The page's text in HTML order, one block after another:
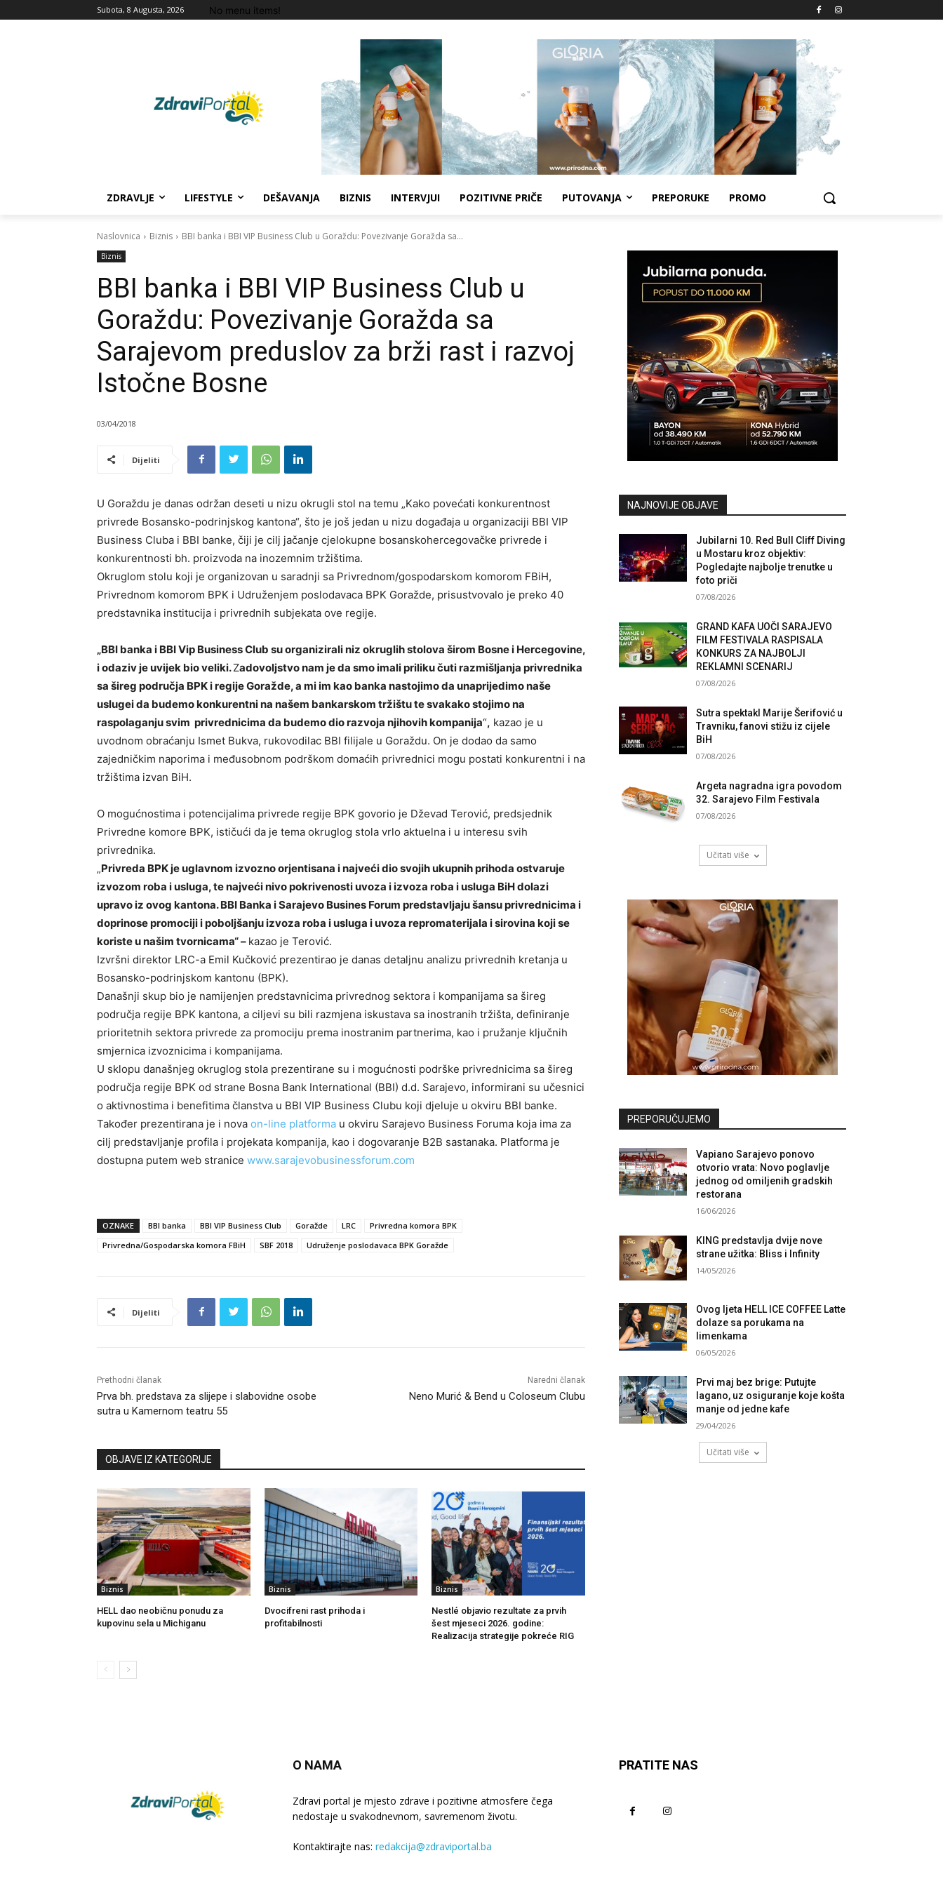
Subota, 8 Augusta, 2026 No menu items!
ZDRAVLJE LIFESTYLE DEŠAVANJA BIZNIS INTERVJUI POZITIVNE PRIČE PUTOVANJA PREPORUKE PROMO
Naslovnica Biznis BBI banka i BBI VIP Business Club u Goraždu: Povezivanje Goražda sa...
Biznis
BBI banka i BBI VIP Business Club u
Goraždu: Povezivanje Goražda sa
Sarajevom preduslov za brži rast i razvoj
Istočne Bosne
03/04/2018
Dijeliti
U Goraždu je danas održan deseti u nizu okrugli stol na temu „Kako povećati konkurentnost
privrede Bosansko-podrinjskog kantona“, što je još jedan u nizu događaja u organizaciji BBI VIP
Business Cluba i BBI banke, čiji je cilj jačanje cjelokupne bosanskohercegovačke privrede i
konkurentnosti bh. proizvoda na inozemnim tržištima.
Okruglom stolu koji je organizovan u saradnji sa Privrednom/gospodarskom komorom FBiH,
Privrednom komorom BPK i Udruženjem poslodavaca BPK Goražde, prisustvovalo je preko 40
predstavnika institucija i privrednih subjekata ove regije.
„BBI banka i BBI Vip Business Club su organizirali niz okruglih stolova širom Bosne i Hercegovine,
i odaziv je uvijek bio veliki.Zadovoljstvo nam je da smo imali priliku čuti razmišljanja privrednika
sa šireg područja BPK i regije Goražde, a mi im kao banka nastojimo da unaprijedimo naše
uslugei da budemo konkurentni na našem bankarskom tržištu te svakako stojimo na
raspolaganju svim privrednicima da budemo dio razvoja njihovih kompanija“, kazao je u
uvodnom obraćanju Ismet Bukva, rukovodilac BBI filijale u Goraždu. On je dodao da samo
zajedničkim naporima i međusobnom podrškom domaćih privrednici mogu postati konkurentni i na
tržištima izvan BiH.
O mogućnostima i potencijalima privrede regije BPK govorio je Dževad Terović, predsjednik
Privredne komore BPK, ističući da je tema okruglog stola vrlo aktuelna i u interesu svih
privrednika.
„Privreda BPK je uglavnom izvozno orjentisana i najveći dio svojih ukupnih prihoda ostvaruje
izvozom roba i usluga, te najveći nivo pokrivenosti uvoza i izvoza roba i usluga BiH dolazi
upravo iz ovog kantona. BBI Banka i Sarajevo Busines Forum predstavljaju šansu privrednicima i
doprinose promociji i poboljšanju izvoza roba i usluga i uvoza repromaterijala i sirovina koji se
koriste u našim tvornicama“ – kazao je Terović.
Izvršni direktor LRC-a Emil Kučković prezentirao je danas detaljnu analizu privrednih kretanja u
Bosansko-podrinjskom kantonu (BPK).
Današnji skup bio je namijenjen predstavnicima privrednog sektora i kompanijama sa šireg
područja regije BPK kantona, a ciljevi su bili razmjena iskustava sa inostranih tržišta, definiranje
prioritetnih sektora privrede za promociju prema inostranim partnerima, kao i pružanje ključnih
smjernica izvoznicima i kompanijama.
U sklopu današnjeg okruglog stola prezentirane su i mogućnosti podrške privrednicima sa šireg
područja regije BPK od strane Bosna Bank International (BBI) d.d. Sarajevo, informirani su učesnici
o aktivnostima i benefitima članstva u BBI VIP Business Clubu koji djeluje u okviru BBI banke.
Također prezentirana je i nova on-line platforma u okviru Sarajevo Business Foruma koja ima za
cilj predstavljanje profila i projekata kompanija, kao i dogovaranje B2B sastanaka. Platforma je
dostupna putem web stranice www.sarajevobusinessforum.com
OZNAKE BBI banka BBI VIP Business Club Goražde LRC
Privredna komora BPK
Privredna/Gospodarska komora FBiH
SBF 2018 Udruženje poslodavaca BPK Goražde
Dijeliti
Prethodni članak
Prva bh. predstava za slijepe i slabovidne osobe
sutra u Kamernom teatru 55
Naredni članak
Neno Murić & Bend u Coloseum Clubu
OBJAVE IZ KATEGORIJE
Biznis
HELL dao neobičnu ponudu za
kupovinu sela u Michiganu
Biznis
Dvocifreni rast prihoda i
profitabilnosti
Biznis
Nestlé objavio rezultate za prvih
šest mjeseci 2026. godine:
Realizacija strategije pokreće RIG
NAJNOVIJE OBJAVE
Jubilarni 10. Red Bull Cliff Diving
u Mostaru kroz objektiv:
Pogledajte najbolje trenutke u
foto priči
07/08/2026
GRAND KAFA UOČI SARAJEVO
FILM FESTIVALA RASPISALA
KONKURS ZA NAJBOLJI
REKLAMNI SCENARIJ
07/08/2026
Sutra spektakl Marije Šerifović u
Travniku, fanovi stižu iz cijele
BiH
07/08/2026
Argeta nagradna igra povodom
32. Sarajevo Film Festivala
07/08/2026
Učitati više
PREPORUČUJEMO
Vapiano Sarajevo ponovo
otvorio vrata: Novo poglavlje
jednog od omiljenih gradskih
restorana
16/06/2026
KING predstavlja dvije nove
strane užitka: Bliss i Infinity
14/05/2026
Ovog ljeta HELL ICE COFFEE Latte
dolaze sa porukama na
limenkama
06/05/2026
Prvi maj bez brige: Putujte
lagano, uz osiguranje koje košta
manje od jedne kafe
29/04/2026
Učitati više
O NAMA
Zdravi portal je mjesto zdrave i pozitivne atmosfere čega
nedostaje u svakodnevnom, savremenom životu.
Kontaktirajte nas: redakcija@zdraviportal.ba
PRATITE NAS